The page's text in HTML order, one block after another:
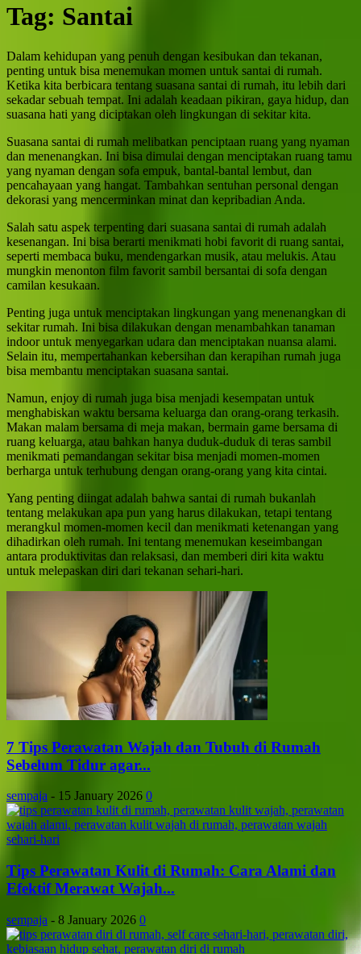
Tag: Santai
Dalam kehidupan yang penuh dengan kesibukan dan tekanan,
penting untuk bisa menemukan momen untuk santai di rumah.
Ketika kita berbicara tentang suasana santai di rumah, itu lebih dari
sekadar sebuah tempat. Ini adalah keadaan pikiran, gaya hidup, dan
suasana hati yang diciptakan oleh lingkungan di sekitar kita.
Suasana santai di rumah melibatkan penciptaan ruang yang nyaman
dan menenangkan. Ini bisa dimulai dengan menciptakan ruang tamu
yang nyaman dengan sofa empuk, bantal-bantal lembut, dan
pencahayaan yang hangat. Tambahkan sentuhan personal dengan
dekorasi yang mencerminkan minat dan kepribadian Anda.
Salah satu aspek terpenting dari suasana santai di rumah adalah
kesenangan. Ini bisa berarti menikmati hobi favorit di ruang santai,
seperti membaca buku, mendengarkan musik, atau melukis. Atau
mungkin menonton film favorit sambil bersantai di sofa dengan
camilan kesukaan.
Penting juga untuk menciptakan lingkungan yang menenangkan di
sekitar rumah. Ini bisa dilakukan dengan menambahkan tanaman
indoor untuk menyegarkan udara dan menciptakan nuansa alami.
Selain itu, mempertahankan kebersihan dan kerapihan rumah juga
bisa membantu menciptakan suasana santai.
Namun, enjoy di rumah juga bisa menjadi kesempatan untuk
menghabiskan waktu bersama keluarga dan orang-orang terkasih.
Makan malam bersama di meja makan, bermain game bersama di
ruang keluarga, atau bahkan hanya duduk-duduk di teras sambil
menikmati pemandangan sekitar bisa menjadi momen-momen
berharga untuk terhubung dengan orang-orang yang kita cintai.
Yang penting diingat adalah bahwa santai di rumah bukanlah
tentang melakukan apa pun yang harus dilakukan, tetapi tentang
merangkul momen-momen kecil dan menikmati ketenangan yang
dihadirkan oleh rumah. Ini tentang menemukan keseimbangan
antara produktivitas dan relaksasi, dan memberi diri kita waktu
untuk melepaskan diri dari tekanan sehari-hari.
7 Tips Perawatan Wajah dan Tubuh di Rumah
Sebelum Tidur agar...
sempaja - 15 January 2026 0
Tips Perawatan Kulit di Rumah: Cara Alami dan
Efektif Merawat Wajah...
sempaja - 8 January 2026 0